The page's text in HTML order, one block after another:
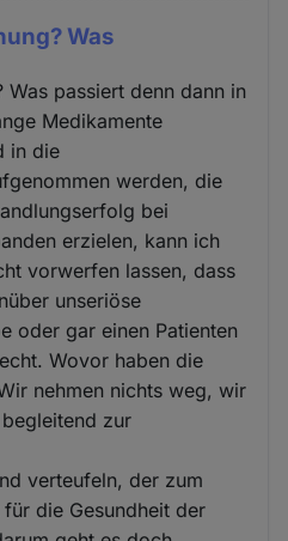
Was
Was passiert denn dann in
Medikamente
in die
werden, die
bei
erzielen, kann ich
vorwerfen lassen, dass
unseriöse
oder gar einen Patienten
Wovor haben die
nehmen nichts weg, wir
zur
verteufeln, der zum
die Gesundheit der